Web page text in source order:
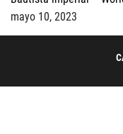
mayo 10, 2023